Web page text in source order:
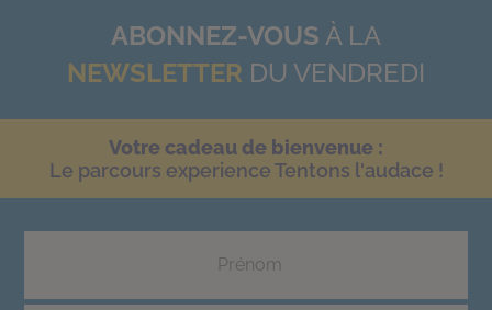
ABONNEZ-VOUS À LA
NEWSLETTER DU VENDREDI
Votre cadeau de bienvenue :
Le parcours experience Tentons l'audace !